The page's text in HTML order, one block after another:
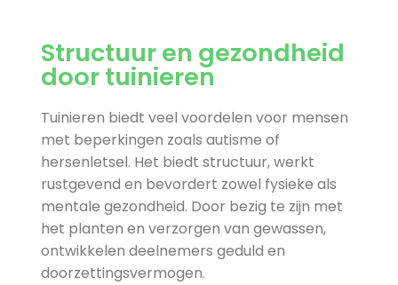
Structuur en gezondheid
door tuinieren
Tuinieren biedt veel voordelen voor mensen
met beperkingen zoals autisme of
hersenletsel. Het biedt structuur, werkt
rustgevend en bevordert zowel fysieke als
mentale gezondheid. Door bezig te zijn met
het planten en verzorgen van gewassen,
ontwikkelen deelnemers geduld en
doorzettingsvermogen.